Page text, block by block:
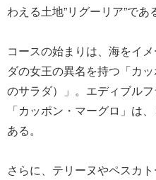
わえる土地”リグーリア”であ
コースの始まりは、海をイ
ダの女王の異名を持つ「カ
のサラダ）」。エディブル
「カッポン・マーグロ」は
ある。
さらに、テリーヌやペスカ